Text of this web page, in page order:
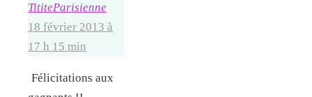
TititeParisienne
18 février 2013 à
17 h 15 min
Félicitations aux